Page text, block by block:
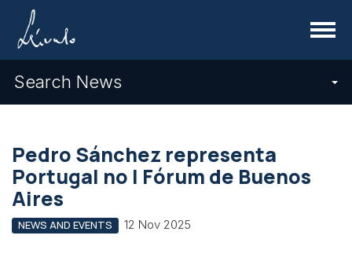
Menu
Search News
Pedro Sánchez representa
Portugal no I Fórum de Buenos
Aires
NEWS AND EVENTS 12 Nov 2025